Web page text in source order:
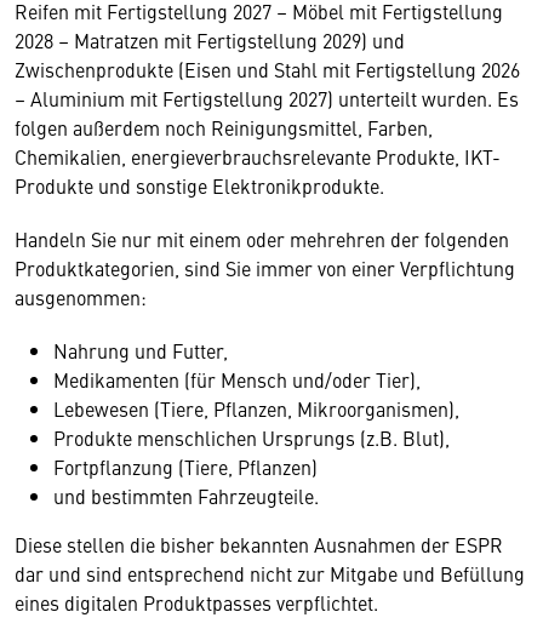
Reifen mit Fertigstellung 2027 – Möbel mit Fertigstellung
2028 – Matratzen mit Fertigstellung 2029) und
Zwischenprodukte (Eisen und Stahl mit Fertigstellung 2026
– Aluminium mit Fertigstellung 2027) unterteilt wurden. Es
folgen außerdem noch Reinigungsmittel, Farben,
Chemikalien, energieverbrauchsrelevante Produkte, IKT-
Produkte und sonstige Elektronikprodukte.
Handeln Sie nur mit einem oder mehrehren der folgenden
Produktkategorien, sind Sie immer von einer Verpflichtung
ausgenommen:
Nahrung und Futter,
Medikamenten (für Mensch und/oder Tier),
Lebewesen (Tiere, Pflanzen, Mikroorganismen),
Produkte menschlichen Ursprungs (z.B. Blut),
Fortpflanzung (Tiere, Pflanzen)
und bestimmten Fahrzeugteile.
Diese stellen die bisher bekannten Ausnahmen der ESPR
dar und sind entsprechend nicht zur Mitgabe und Befüllung
eines digitalen Produktpasses verpflichtet.